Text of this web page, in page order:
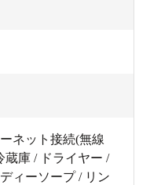
ネット接続(無線
庫 / ドライヤー /
ィーソープ / リン